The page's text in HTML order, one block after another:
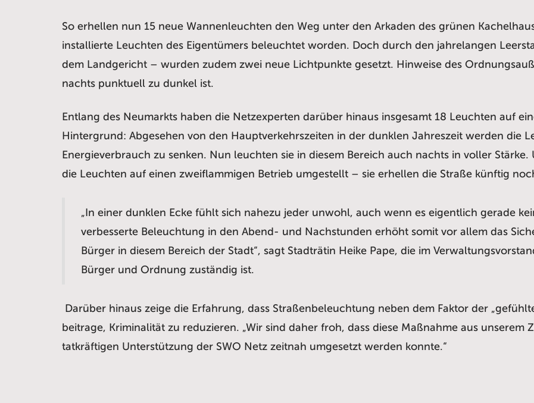
So erhellen nun 15 neue Wannenleuchten den Weg unter den Arkaden des grünen
installierte Leuchten des Eigentümers beleuchtet worden. Doch durch den jahrelangen
dem Landgericht – wurden zudem zwei neue Lichtpunkte gesetzt. Hinweise des
nachts punktuell zu dunkel ist.
Entlang des Neumarkts haben die Netzexperten darüber hinaus insgesamt 18 Leuchten auf
Hintergrund: Abgesehen von den Hauptverkehrszeiten in der dunklen Jahreszeit werden die
Energieverbrauch zu senken. Nun leuchten sie in diesem Bereich auch nachts in voller
die Leuchten auf einen zweiflammigen Betrieb umgestellt – sie erhellen die Straße künftig
„In einer dunklen Ecke fühlt sich nahezu jeder unwohl, auch wenn es eigentlich gerade
verbesserte Beleuchtung in den Abend- und Nachstunden erhöht somit vor allem das
Bürger in diesem Bereich der Stadt“, sagt Stadträtin Heike Pape, die im
Bürger und Ordnung zuständig ist.
Darüber hinaus zeige die Erfahrung, dass Straßenbeleuchtung neben dem Faktor der
beitrage, Kriminalität zu reduzieren. „Wir sind daher froh, dass diese Maßnahme aus
tatkräftigen Unterstützung der SWO Netz zeitnah umgesetzt werden konnte.“